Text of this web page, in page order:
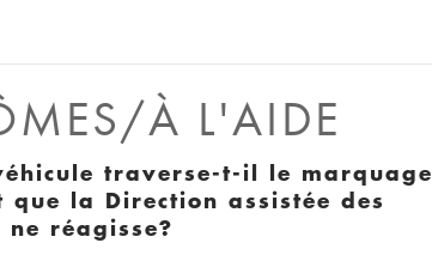
À L'AIDE
traverse-t-il le marquage
la Direction assistée des
réagisse?